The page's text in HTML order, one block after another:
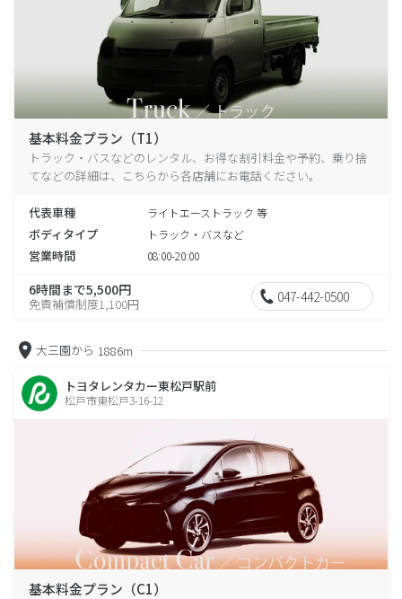
基本料金プラン（T1）
トラック・バスなどのレンタル、お得な割引料金や予約、乗り捨
てなどの詳細は、こちらから各店舗にお電話ください。
代表車種 ライトエーストラック 等
ボディタイプ トラック・バスなど
営業時間 08:00-20:00
6時間まで5,500円
免責補償制度1,100円 047-442-0500
大三園から 1886m
トヨタレンタカー東松戸駅前
松戸市東松戸3-16-12
基本料金プラン（C1）